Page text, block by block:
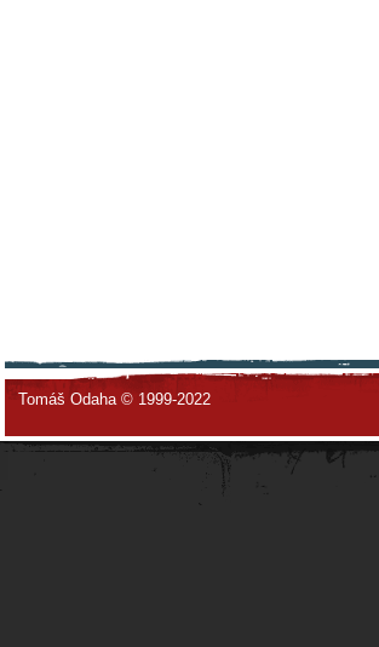
Tomáš Odaha © 1999-2022